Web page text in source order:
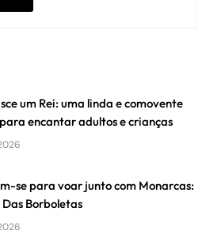
um Rei: uma linda e comovente
encantar adultos e crianças
se para voar junto com Monarcas:
Borboletas